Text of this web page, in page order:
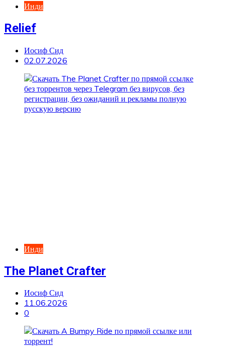
Инди
Relief
Иосиф Сид
02.07.2026
Инди
The Planet Crafter
Иосиф Сид
11.06.2026
0